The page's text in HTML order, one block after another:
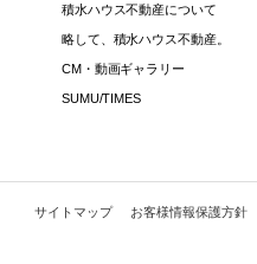
積水ハウス不動産について
略して、積水ハウス不動産。
CM・動画ギャラリー
SUMU/TIMES
サイトマップ お客様情報保護方針